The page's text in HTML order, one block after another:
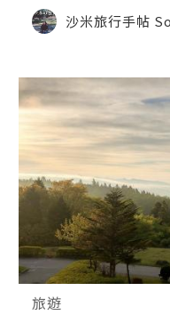
沙米旅行手帖
旅遊